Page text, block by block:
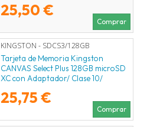
25,50 €
Comprar
KINGSTON - SDCS3/128GB
Tarjeta de Memoria Kingston
CANVAS Select Plus 128GB microSD
XC con Adaptador/ Clase 10/
25,75 €
Comprar